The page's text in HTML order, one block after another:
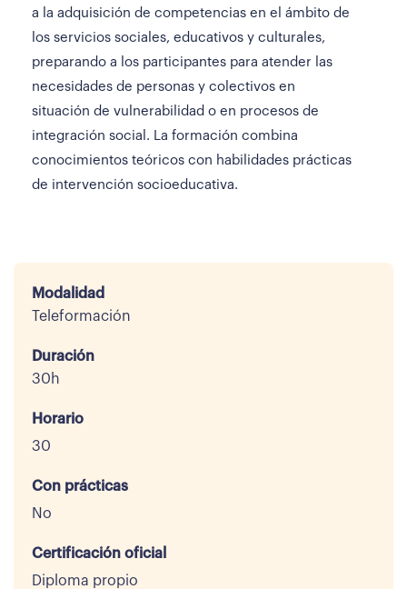
a la adquisición de competencias en el ámbito de
los servicios sociales, educativos y culturales,
preparando a los participantes para atender las
necesidades de personas y colectivos en
situación de vulnerabilidad o en procesos de
integración social. La formación combina
conocimientos teóricos con habilidades prácticas
de intervención socioeducativa.
Modalidad
Teleformación
Duración
30h
Horario
30
Con prácticas
No
Certificación oficial
Diploma propio